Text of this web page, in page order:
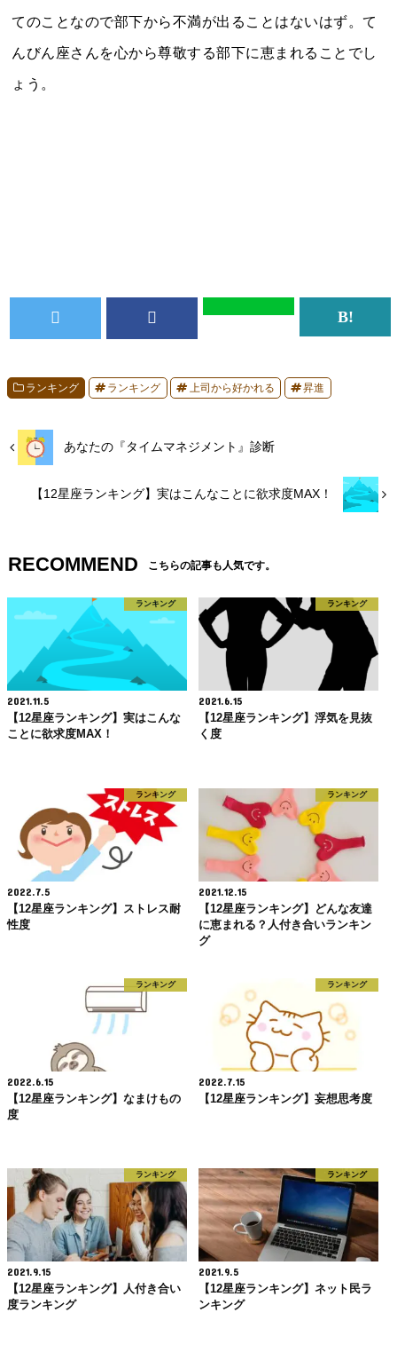
てのことなので部下から不満が出ることはないはず。て
んびん座さんを心から尊敬する部下に恵まれることでし
ょう。
ランキング ランキング 上司から好かれる 昇進
あなたの『タイムマネジメント』診断
【12星座ランキング】実はこんなことに欲求度MAX！
RECOMMEND こちらの記事も人気です。
ランキング
2021.11.5
【12星座ランキング】実はこんな
ことに欲求度MAX！
ランキング
2021.6.15
【12星座ランキング】浮気を見抜
く度
ランキング
2022.7.5
【12星座ランキング】ストレス耐
性度
ランキング
2021.12.15
【12星座ランキング】どんな友達
に恵まれる？人付き合いランキン
グ
ランキング
2022.6.15
【12星座ランキング】なまけもの
度
ランキング
2022.7.15
【12星座ランキング】妄想思考度
ランキング
2021.9.15
【12星座ランキング】人付き合い
度ランキング
ランキング
2021.9.5
【12星座ランキング】ネット民ラ
ンキング